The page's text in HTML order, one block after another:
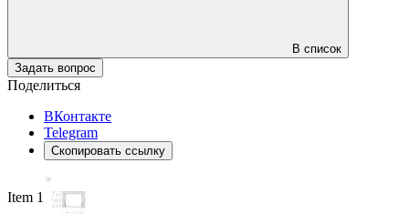
В список
Задать вопрос
Поделиться
ВКонтакте
Telegram
Скопировать ссылку
Item 1 of 3